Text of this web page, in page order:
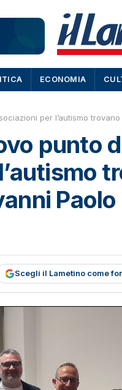
ECONOMIA
per l’autismo trovano
punto
Paolo
Scegli il Lametino come